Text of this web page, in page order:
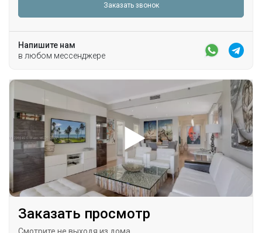
Заказать звонок
Напишите нам
в любом мессенджере
Заказать просмотр